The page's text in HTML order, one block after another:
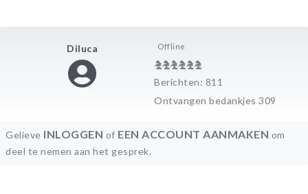
Diluca Offline
Berichten: 811
Ontvangen bedankjes 309
Gelieve INLOGGEN of EEN ACCOUNT AANMAKEN om
deel te nemen aan het gesprek.